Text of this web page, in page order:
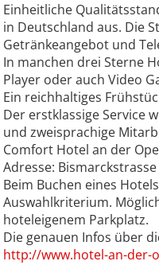
Einheitliche
in Deutschland aus. Die
Getränkeangebot und
In manchen drei Sterne
Player oder auch Video
Ein reichhaltiges
Der erstklassige Service
und zweisprachige
Comfort Hotel an der
Adresse:
Beim Buchen eines
Auswahlkriterium.
hoteleigenem Parkplatz.
Die genauen Infos über
http://www.hotel-an-der-